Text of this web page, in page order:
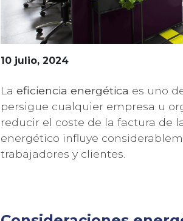
10 julio, 2024
Laeficiencia energética es uno
persigue cualquier empresa u
reducir el coste de la factura de
energético influye
trabajadores y clientes.
RECIBE